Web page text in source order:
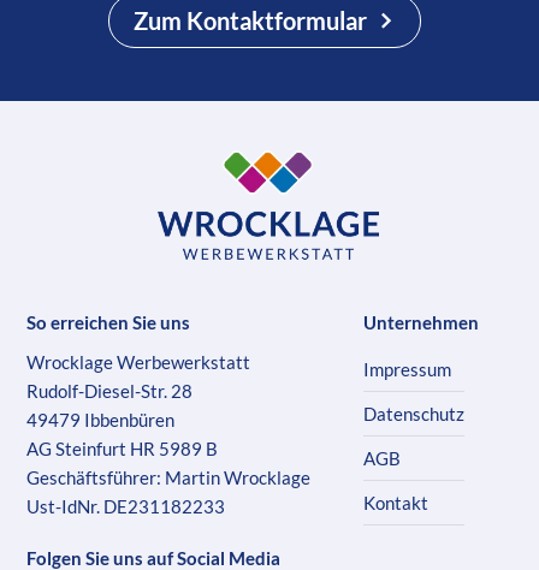
Zum Kontaktformular
So erreichen Sie uns
Wrocklage Werbewerkstatt
Rudolf-Diesel-Str. 28
49479 Ibbenbüren
AG Steinfurt HR 5989 B
Geschäftsführer: Martin Wrocklage
Ust-IdNr. DE231182233
Folgen Sie uns auf Social Media
Unternehmen
Impressum
Datenschutz
AGB
Kontakt